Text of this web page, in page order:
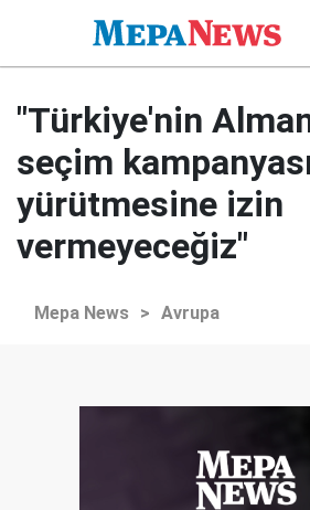
"Türkiye'nin
seçim
yürütmesine izin
vermeyeceğiz"
Mepa News > Avrupa